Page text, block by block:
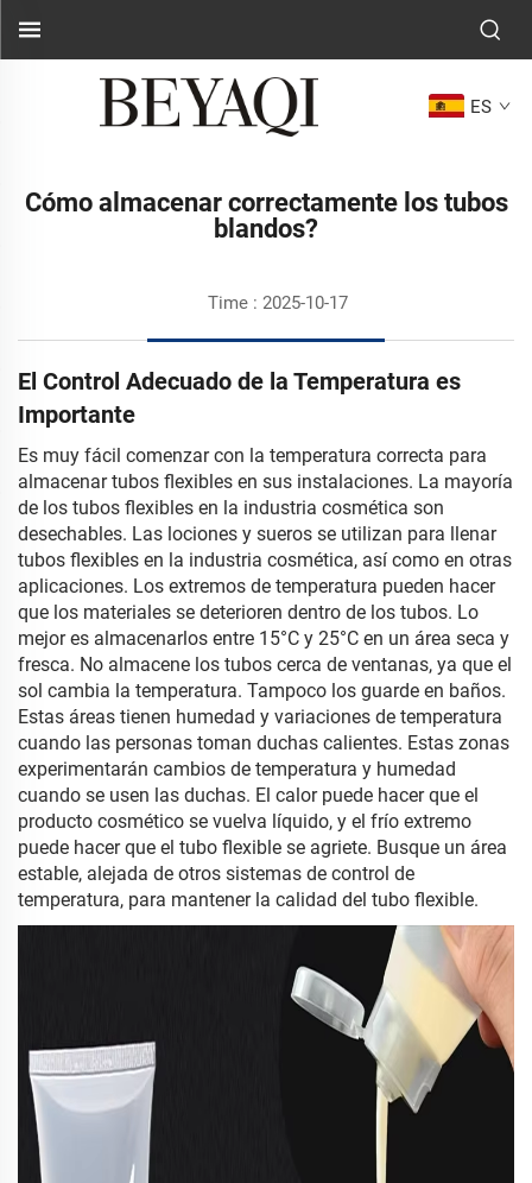
ES
Cómo almacenar correctamente los tubos
blandos?
Time : 2025-10-17
El Control Adecuado de la Temperatura es
Importante
Es muy fácil comenzar con la temperatura correcta para
almacenar tubos flexibles en sus instalaciones. La mayoría
de los tubos flexibles en la industria cosmética son
desechables. Las lociones y sueros se utilizan para llenar
tubos flexibles en la industria cosmética, así como en otras
aplicaciones. Los extremos de temperatura pueden hacer
que los materiales se deterioren dentro de los tubos. Lo
mejor es almacenarlos entre 15°C y 25°C en un área seca y
fresca. No almacene los tubos cerca de ventanas, ya que el
sol cambia la temperatura. Tampoco los guarde en baños.
Estas áreas tienen humedad y variaciones de temperatura
cuando las personas toman duchas calientes. Estas zonas
experimentarán cambios de temperatura y humedad
cuando se usen las duchas. El calor puede hacer que el
producto cosmético se vuelva líquido, y el frío extremo
puede hacer que el tubo flexible se agriete. Busque un área
estable, alejada de otros sistemas de control de
temperatura, para mantener la calidad del tubo flexible.